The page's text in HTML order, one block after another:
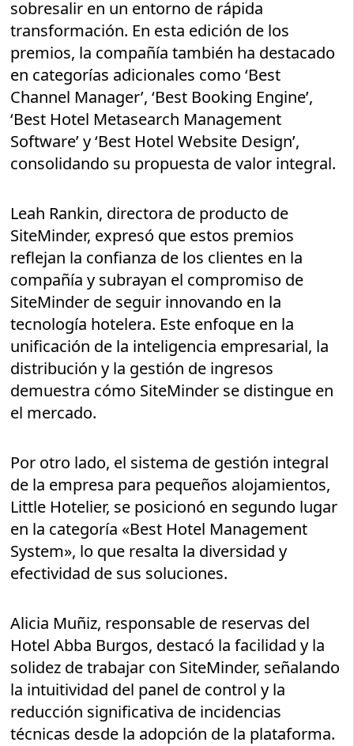
sobresalir en un entorno de rápida
transformación. En esta edición de los
premios, la compañía también ha destacado
en categorías adicionales como ‘Best
Channel Manager’, ‘Best Booking Engine’,
‘Best Hotel Metasearch Management
Software’ y ‘Best Hotel Website Design’,
consolidando su propuesta de valor integral.
Leah Rankin, directora de producto de
SiteMinder, expresó que estos premios
reflejan la confianza de los clientes en la
compañía y subrayan el compromiso de
SiteMinder de seguir innovando en la
tecnología hotelera. Este enfoque en la
unificación de la inteligencia empresarial, la
distribución y la gestión de ingresos
demuestra cómo SiteMinder se distingue en
el mercado.
Por otro lado, el sistema de gestión integral
de la empresa para pequeños alojamientos,
Little Hotelier, se posicionó en segundo lugar
en la categoría «Best Hotel Management
System», lo que resalta la diversidad y
efectividad de sus soluciones.
Alicia Muñiz, responsable de reservas del
Hotel Abba Burgos, destacó la facilidad y la
solidez de trabajar con SiteMinder, señalando
la intuitividad del panel de control y la
reducción significativa de incidencias
técnicas desde la adopción de la plataforma.